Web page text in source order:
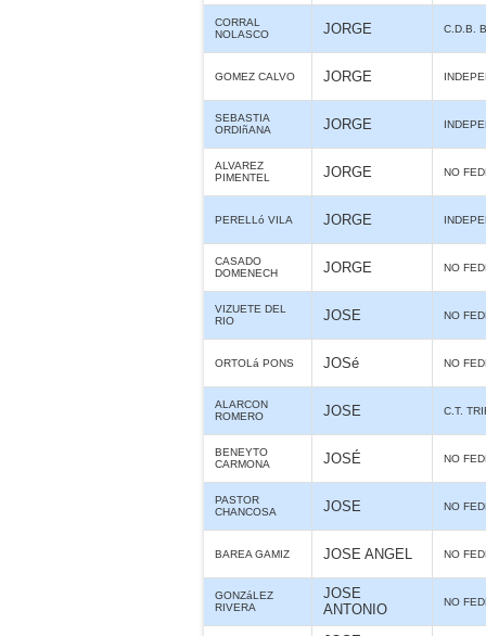
CORRAL
NOLASCO
JORGE C.D.B.
GOMEZ CALVO JORGE
SEBASTIA
ORDIñANA
JORGE
ALVAREZ
PIMENTEL
JORGE NO
PERELLó VILA JORGE
CASADO
DOMENECH
JORGE NO
VIZUETE DEL
RIO
JOSE NO
ORTOLá PONS JOSé NO
ALARCON
ROMERO
JOSE C.T.
BENEYTO
CARMONA
JOSÉ NO
PASTOR
CHANCOSA
JOSE NO
BAREA GAMIZ JOSE ANGEL NO
GONZáLEZ
RIVERA
JOSE
ANTONIO
NO